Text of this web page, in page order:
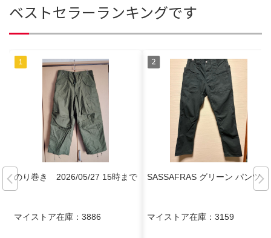
ベストセラーランキングです
のり巻き 2026/05/27 15時まで
マイストア在庫： 3886
SASSAFRAS グリーン パンツ
マイストア在庫： 3159